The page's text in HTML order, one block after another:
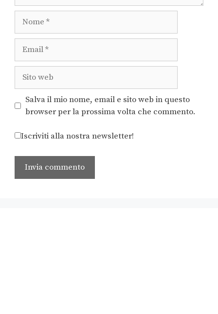
Salva il mio nome, email e sito web in questo
browser per la prossima volta che commento.
Iscriviti alla nostra newsletter!